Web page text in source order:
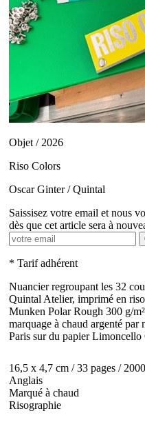
Objet / 2026
Riso Colors
Oscar Ginter / Quintal
Saissisez votre email et nous
dès que cet article sera à
* Tarif adhérent
Nuancier regroupant les 32
Quintal Atelier, imprimé en
Munken Polar Rough 300 g/
marquage à chaud argenté par
Paris sur du papier Limoncello
16,5 x 4,7 cm / 33 pages /
Anglais
Marqué à chaud
Risographie